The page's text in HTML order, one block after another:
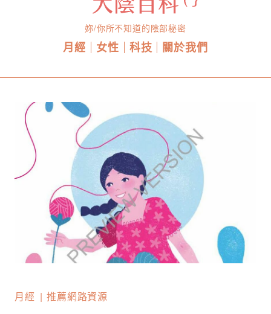
妳/你所不知道的陰部秘密
月經 女性 科技 關於我們
月經 推薦網路資源